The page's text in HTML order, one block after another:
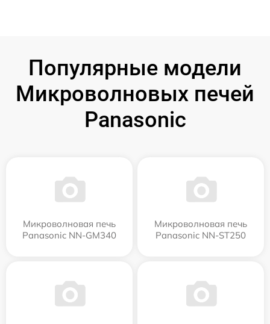
Популярные модели
Микроволновых печей
Panasonic
Микроволновая печь
Panasonic NN-GM340
Микроволновая печь
Panasonic NN-ST250